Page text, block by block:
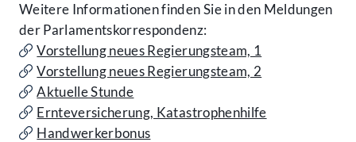
Weitere Informationen finden Sie in den Meldungen
der Parlamentskorrespondenz:
Vorstellung neues Regierungsteam, 1
Vorstellung neues Regierungsteam, 2
Aktuelle Stunde
Ernteversicherung, Katastrophenhilfe
Handwerkerbonus